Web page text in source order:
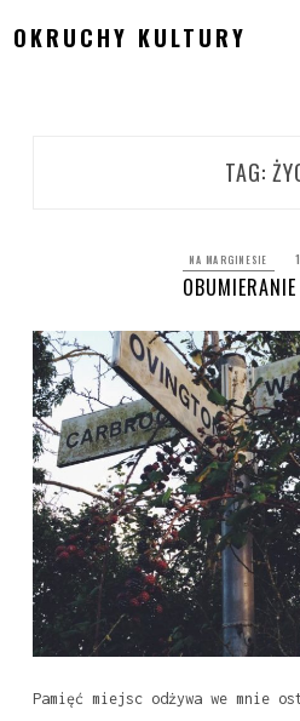
toOKRUCHY KULTURY
TAG:
NA MARGINESIE
Pamięć miejsc odżywa we mnie